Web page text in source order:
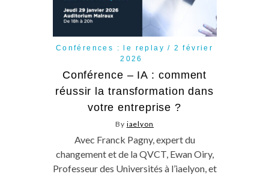
Conférences : le replay
2 février
2026
Conférence – IA : comment
réussir la transformation dans
votre entreprise ?
By iaelyon
Avec Franck Pagny, expert du
changement et de la QVCT, Ewan Oiry,
Professeur des Universités à l’iaelyon, et